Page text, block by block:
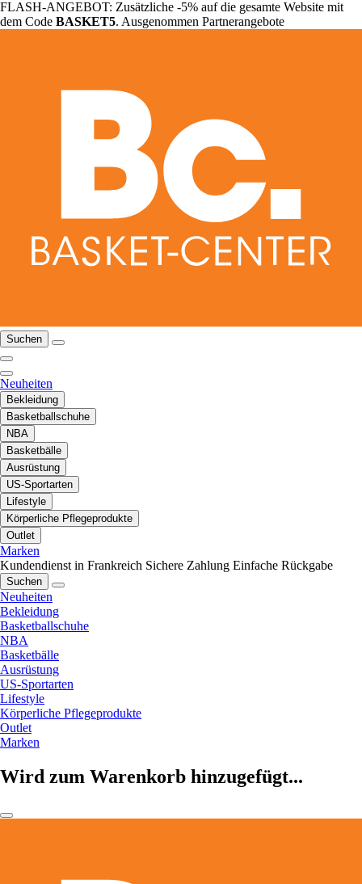
FLASH-ANGEBOT: Zusätzliche -5% auf die gesamte Website mit
dem Code BASKET5. Ausgenommen Partnerangebote
Suchen
Neuheiten
Bekleidung
Basketballschuhe
NBA
Basketbälle
Ausrüstung
US-Sportarten
Lifestyle
Körperliche Pflegeprodukte
Outlet
Marken
Kundendienst in Frankreich Sichere Zahlung Einfache Rückgabe
Suchen
Neuheiten
Bekleidung
Basketballschuhe
NBA
Basketbälle
Ausrüstung
US-Sportarten
Lifestyle
Körperliche Pflegeprodukte
Outlet
Marken
Wird zum Warenkorb hinzugefügt...